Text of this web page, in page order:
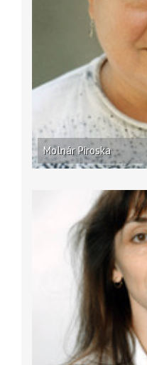
Molnár Piroska